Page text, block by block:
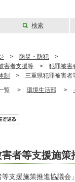
検索
> 防災・防犯 >
害者支援等 > 犯罪被害
制
> 三重県犯罪被害者
覧 > 環境生活部 >
者等支援施策
支援施策推進協議会